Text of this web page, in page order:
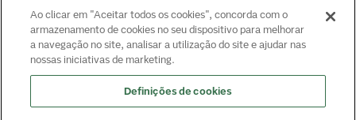
Atendimento:+55 21 2545 4000
Sobre o hospital
Para paciente
Convênios
Fale Conosco
Ao clicar em "Aceitar todos os cookies", concorda com o
armazenamento de cookies no seu dispositivo para melhorar
a navegação no site, analisar a utilização do site e ajudar nas
nossas iniciativas de marketing.
Definições de cookies